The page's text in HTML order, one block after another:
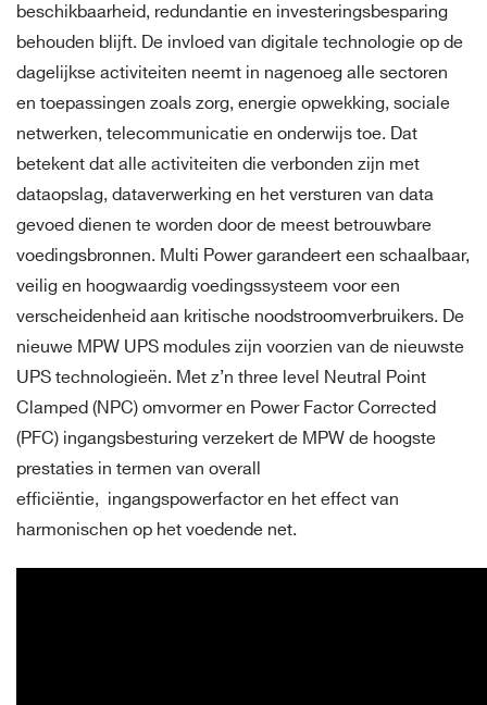
beschikbaarheid, redundantie en investeringsbesparing
behouden blijft. De invloed van digitale technologie op de
dagelijkse activiteiten neemt in nagenoeg alle sectoren
en toepassingen zoals zorg, energie opwekking, sociale
netwerken, telecommunicatie en onderwijs toe. Dat
betekent dat alle activiteiten die verbonden zijn met
dataopslag, dataverwerking en het versturen van data
gevoed dienen te worden door de meest betrouwbare
voedingsbronnen. Multi Power garandeert een schaalbaar,
veilig en hoogwaardig voedingssysteem voor een
verscheidenheid aan kritische noodstroomverbruikers. De
nieuwe MPW UPS modules zijn voorzien van de nieuwste
UPS technologieën. Met z’n three level Neutral Point
Clamped (NPC) omvormer en Power Factor Corrected
(PFC) ingangsbesturing verzekert de MPW de hoogste
prestaties in termen van overall
efficiëntie, ingangspowerfactor en het effect van
harmonischen op het voedende net.